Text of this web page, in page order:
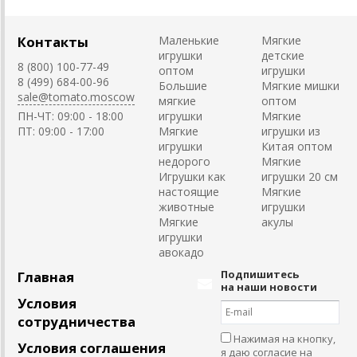
Контакты
8 (800) 100-77-49
8 (499) 684-00-96
sale@tomato.moscow
ПН-ЧТ: 09:00 - 18:00
ПТ: 09:00 - 17:00
Маленькие
игрушки
оптом
Большие
мягкие
игрушки
Мягкие
игрушки
недорого
Игрушки как
настоящие
животные
Мягкие
игрушки
авокадо
Мягкие
детские
игрушки
Мягкие мишки
оптом
Мягкие
игрушки из
Китая оптом
Мягкие
игрушки 20 см
Мягкие
игрушки
акулы
Главная
Условия
сотрудничества
Условия соглашения
Подпишитесь
на наши новости
Нажимая на кнопку,
я даю согласие на